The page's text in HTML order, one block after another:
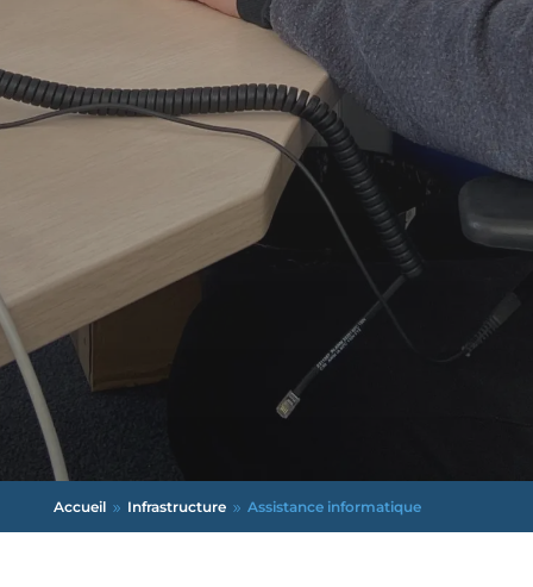
Accueil 9 Infrastructure 9 Assistance informatique